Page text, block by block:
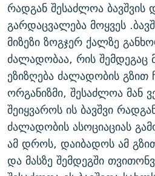
რადგან შესაძლოა ბავშვის
გარდაცვალება მოყვეს
მიზეზი ზოგჯერ ქალზე
ძალადობაა, რის შემდეგაც
ეზიზღება ძალადობის
ორგანიზმი, შესაძლოა მან
შეიყვაროს ის ბავშვი
ძალადობის ასოციაციას
ამ დროს, დაიბადოს ამ
და მასზე შემდეგში